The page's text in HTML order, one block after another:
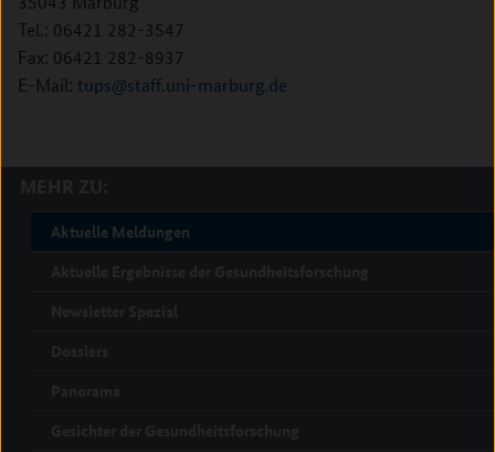
Tel.: 06421 282-3547
Fax: 06421 282-8937
E-Mail: tups@staff.uni-marburg.de
Aktuelle Meldungen